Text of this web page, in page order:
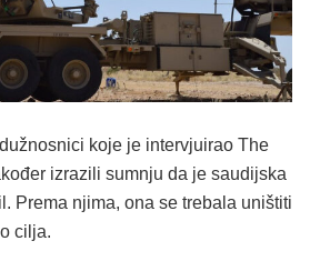
koje je intervjuirao The
izrazili sumnju da je saudijska
Prema njima, ona se trebala uništiti
cilja.